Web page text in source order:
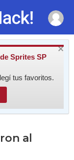
Sprites SP
tus favoritos.
al